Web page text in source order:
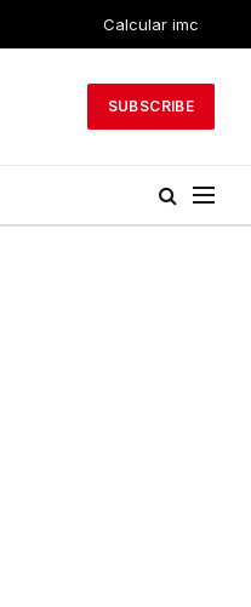
Calcular imc
SUBSCRIBE